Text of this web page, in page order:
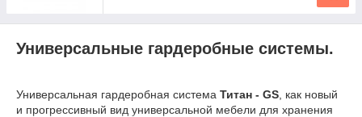
Универсальные гардеробные системы.
Универсальная гардеробная система Титан - GS , как новый
и прогрессивный вид универсальной мебели для хранения